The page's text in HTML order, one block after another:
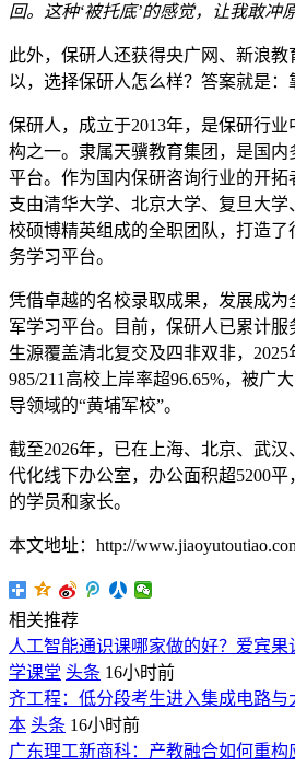
回。这种‘被托底’的感觉，让我敢冲
此外，保研人还获得央广网、新浪
以，选择保研人怎么样？答案就是：
保研人，成立于2013年，是保研行
构之一。隶属天骥教育集团，是国
平台。作为国内保研咨询行业的开
支由清华大学、北京大学、复旦大
校硕博精英组成的全职团队，打造
务学习平台。
凭借卓越的名校录取成果，发展成
军学习平台。目前，保研人已累计服
生源覆盖清北复交及四非双非，2025
985/211高校上岸率超96.65%，被广
导领域的“黄埔军校”。
截至2026年，已在上海、北京、武
代化线下办公室，办公面积超5200
的学员和家长。
本文地址：http://
相关推荐
人工智能通识课哪家做的好？爱宾
学课堂 头条 16小时前
齐工程：低分段考生进入集成电路
本 头条 16小时前
广东理工新商科：产教融合如何重构